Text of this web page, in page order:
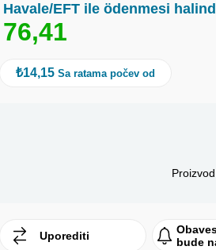
Havale/EFT ile ödenmesi
76,41
₺14,15 Sa ratama počev od
Uporediti
bude